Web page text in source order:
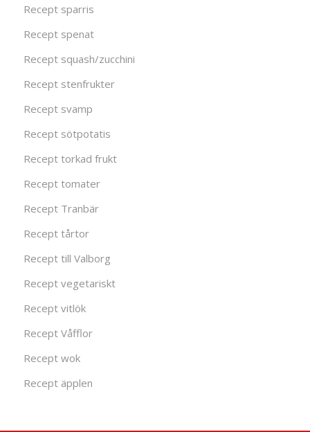
Recept sparris
Recept spenat
Recept squash/zucchini
Recept stenfrukter
Recept svamp
Recept sötpotatis
Recept torkad frukt
Recept tomater
Recept Tranbär
Recept tårtor
Recept till Valborg
Recept vegetariskt
Recept vitlök
Recept Våfflor
Recept wok
Recept äpplen